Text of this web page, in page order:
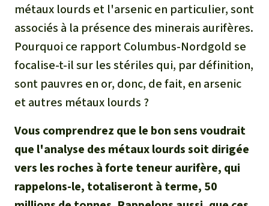
métaux lourds et l'arsenic en particulier, sont
associés à la présence des minerais aurifères.
Pourquoi ce rapport Columbus-Nordgold se
focalise-t-il sur les stériles qui, par définition,
sont pauvres en or, donc, de fait, en arsenic
et autres métaux lourds ?
Vous comprendrez que le bon sens voudrait
que l'analyse des métaux lourds soit dirigée
vers les roches à forte teneur aurifère, qui
rappelons-le, totaliseront à terme, 50